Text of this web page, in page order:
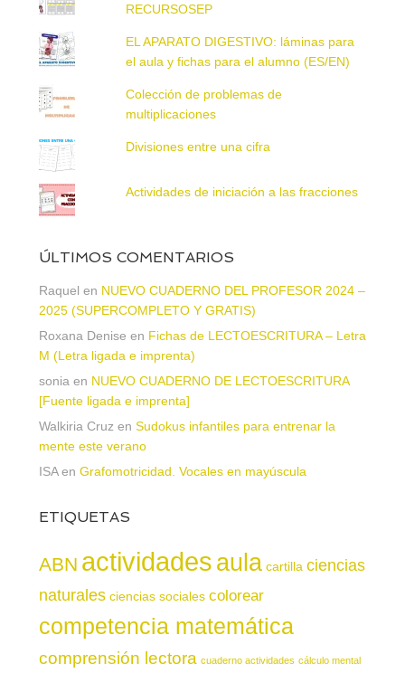
RECURSOSEP
EL APARATO DIGESTIVO: láminas para
el aula y fichas para el alumno (ES/EN)
Colección de problemas de
multiplicaciones
Divisiones entre una cifra
Actividades de iniciación a las fracciones
ÚLTIMOS COMENTARIOS
Raquel en NUEVO CUADERNO DEL PROFESOR 2024 –
2025 (SUPERCOMPLETO Y GRATIS)
Roxana Denise en Fichas de LECTOESCRITURA – Letra
M (Letra ligada e imprenta)
sonia en NUEVO CUADERNO DE LECTOESCRITURA
[Fuente ligada e imprenta]
Walkiria Cruz en Sudokus infantiles para entrenar la
mente este verano
ISAen Grafomotricidad. Vocales en mayúscula
ETIQUETAS
ABN actividadesaula cartilla ciencias
naturales ciencias sociales colorear
competencia matemática
comprensión lectora cuaderno actividades cálculo mental